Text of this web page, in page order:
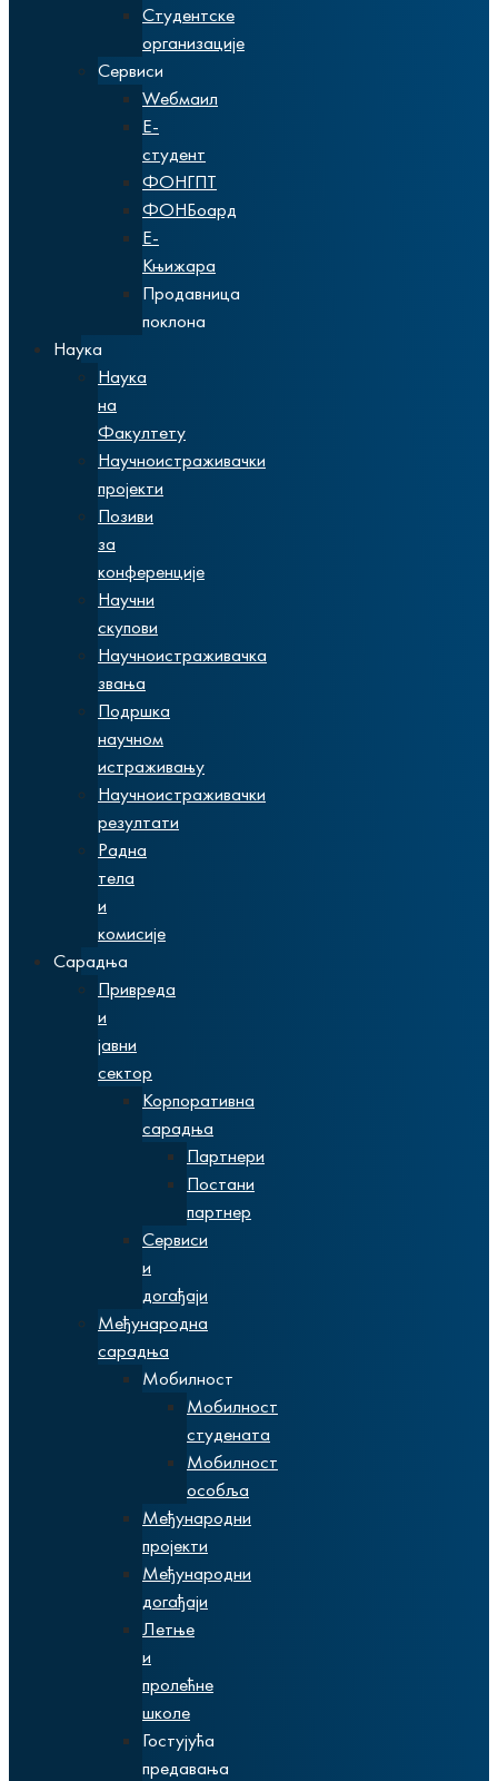
Студентске
организације
Сервиси
Wебмаил
Е-
студент
ФОНГПТ
ФОНБоард
Е-
Књижара
Продавница
поклона
Наука
Наука
на
Факултету
Научноистраживачки
пројекти
Позиви
за
конференције
Научни
скупови
Научноистраживачка
звања
Подршка
научном
истраживању
Научноистраживачки
резултати
Радна
тела
и
комисије
Сарадња
Привреда
и
јавни
сектор
Корпоративна
сарадња
Партнери
Постани
партнер
Сервиси
и
догађаји
Међународна
сарадња
Мобилност
Мобилност
студената
Мобилност
особља
Међународни
пројекти
Међународни
догађаји
Летње
и
пролећне
школе
Гостујућа
предавања